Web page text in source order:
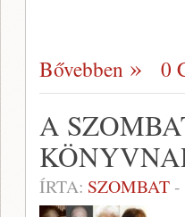
Bővebben 0
A
ÍRTA: SZOMBAT-